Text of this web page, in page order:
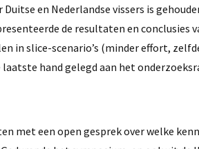
en Nederlandse vissers is
de resultaten en conclusies
in slice-scenario’s (minder effort,
hand gelegd aan het
met een open gesprek over welke